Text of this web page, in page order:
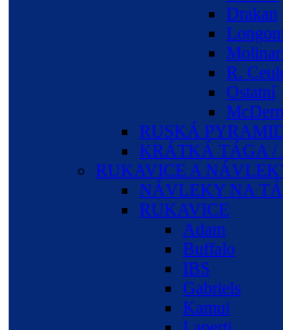
Drakan
Longoni
Molinari
R.
Ostatní
RUSKÁ
KRÁTKÁ TÁGA /
RUKAVICE A
NÁVLEKY NA
RUKAVICE
Adam
Buffalo
IBS
Gabriels
Kamui